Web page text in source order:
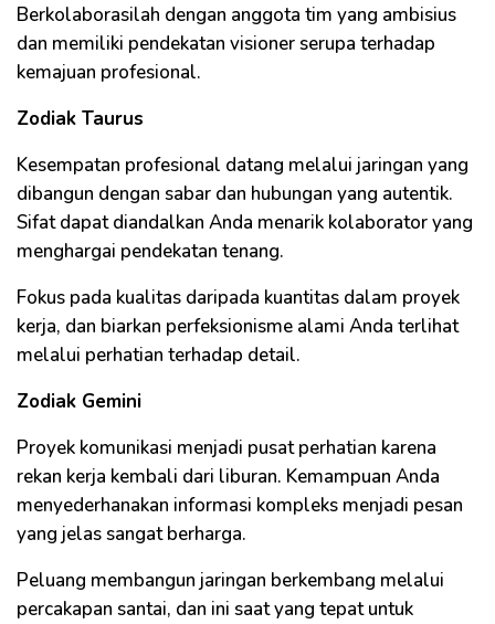
Berkolaborasilah dengan anggota tim yang ambisius
dan memiliki pendekatan visioner serupa terhadap
kemajuan profesional.
Zodiak Taurus
Kesempatan profesional datang melalui jaringan yang
dibangun dengan sabar dan hubungan yang autentik.
Sifat dapat diandalkan Anda menarik kolaborator yang
menghargai pendekatan tenang.
Fokus pada kualitas daripada kuantitas dalam proyek
kerja, dan biarkan perfeksionisme alami Anda terlihat
melalui perhatian terhadap detail.
Zodiak Gemini
Proyek komunikasi menjadi pusat perhatian karena
rekan kerja kembali dari liburan. Kemampuan Anda
menyederhanakan informasi kompleks menjadi pesan
yang jelas sangat berharga.
Peluang membangun jaringan berkembang melalui
percakapan santai, dan ini saat yang tepat untuk